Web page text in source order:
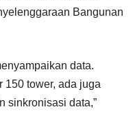
Bangunan
data.
150 tower, ada juga
sinkronisasi data,”